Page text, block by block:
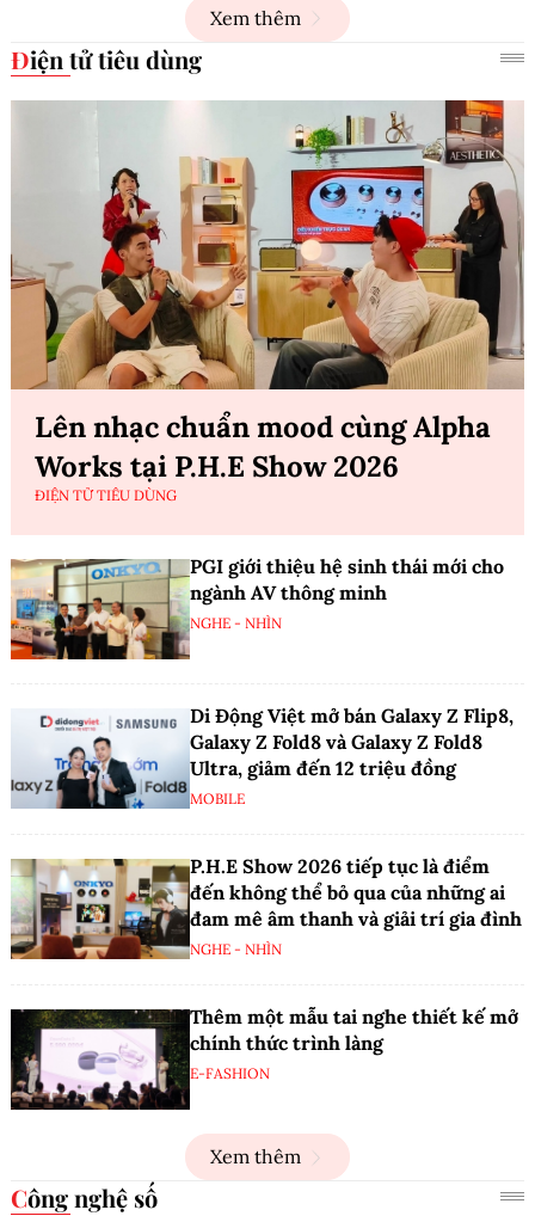
Xem thêm
Điện tử tiêu dùng
Lên nhạc chuẩn mood cùng Alpha
Works tại P.H.E Show 2026
ĐIỆN TỬ TIÊU DÙNG
PGI giới thiệu hệ sinh thái mới cho
ngành AV thông minh
NGHE - NHÌN
Di Động Việt mở bán Galaxy Z Flip8,
Galaxy Z Fold8 và Galaxy Z Fold8
Ultra, giảm đến 12 triệu đồng
MOBILE
P.H.E Show 2026 tiếp tục là điểm
đến không thể bỏ qua của những ai
đam mê âm thanh và giải trí gia đình
NGHE - NHÌN
Thêm một mẫu tai nghe thiết kế mở
chính thức trình làng
E-FASHION
Xem thêm
Công nghệ số